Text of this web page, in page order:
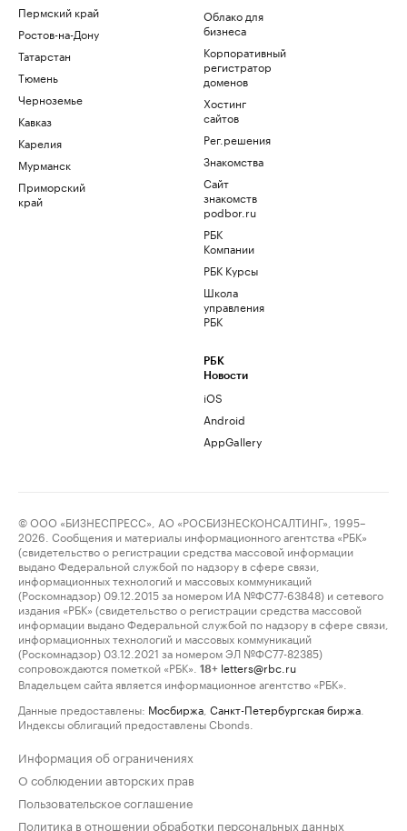
Пермский край
Ростов-на-Дону
Татарстан
Тюмень
Черноземье
Кавказ
Карелия
Мурманск
Приморский
край
Облако для
бизнеса
Корпоративный
регистратор
доменов
Хостинг
сайтов
Рег.решения
Знакомства
Сайт
знакомств
podbor.ru
РБК
Компании
РБК Курсы
Школа
управления
РБК
РБК
Новости
iOS
Android
AppGallery
© ООО «БИЗНЕСПРЕСС», АО «РОСБИЗНЕСКОНСАЛТИНГ», 1995–
2026. Сообщения и материалы информационного агентства «РБК»
(свидетельство о регистрации средства массовой информации
выдано Федеральной службой по надзору в сфере связи,
информационных технологий и массовых коммуникаций
(Роскомнадзор) 09.12.2015 за номером ИА №ФС77-63848) и сетевого
издания «РБК» (свидетельство о регистрации средства массовой
информации выдано Федеральной службой по надзору в сфере связи,
информационных технологий и массовых коммуникаций
(Роскомнадзор) 03.12.2021 за номером ЭЛ №ФС77-82385)
сопровождаются пометкой «РБК».
18+ letters@rbc.ru
Владельцем сайта является информационное агентство «РБК».
Данные предоставлены: Мосбиржа Санкт-Петербургская биржа
Индексы облигаций предоставлены Cbonds.
Информация об ограничениях
О соблюдении авторских прав
Пользовательское соглашение
Политика в отношении обработки персональных данных